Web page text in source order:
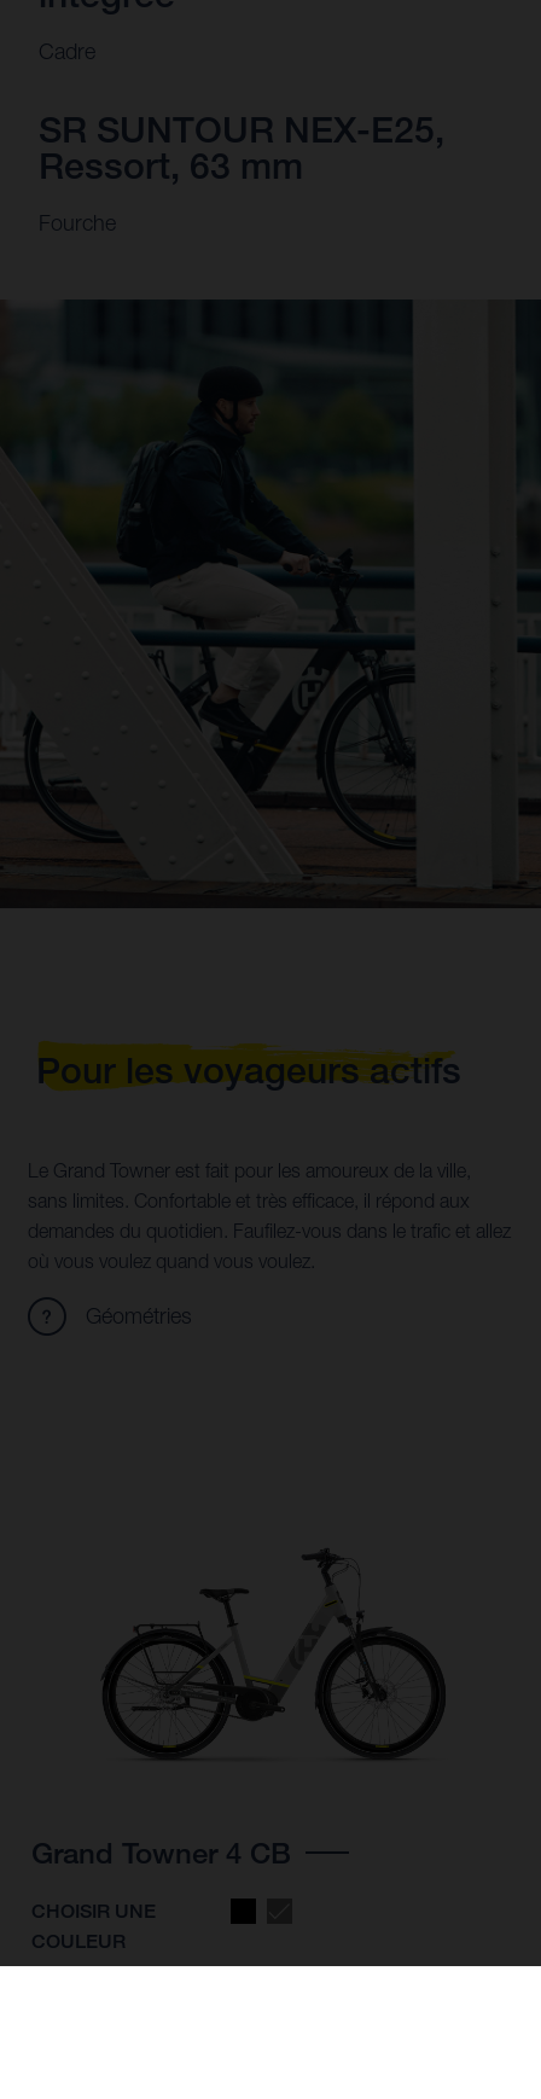
Cadre
SR SUNTOUR NEX-E25,
Ressort, 63 mm
Fourche
Pour les voyageurs actifs
Le Grand Towner est fait pour les amoureux de la ville,
sans limites. Confortable et très efficace, il répond aux
demandes du quotidien. Faufilez-vous dans le trafic et allez
où vous voulez quand vous voulez.
Géométries
Grand Towner 4 CB
CHOISIR UNE
COULEUR